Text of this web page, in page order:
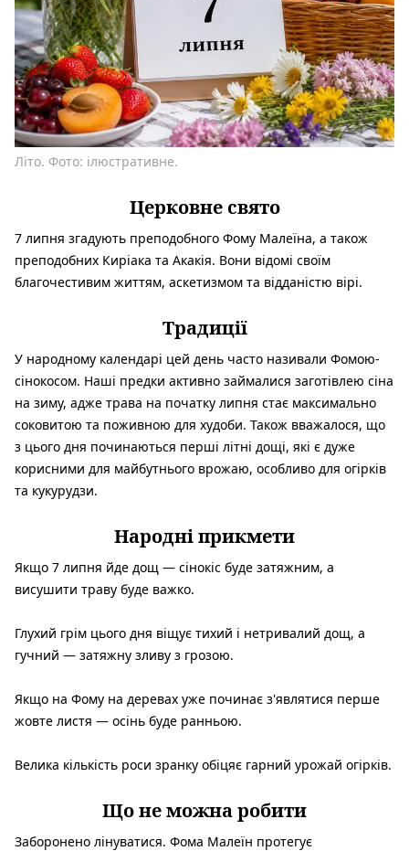
Літо. Фото: ілюстративне.
Церковне свято
7 липня згадують преподобного Фому Малеїна, а також
преподобних Киріака та Акакія. Вони відомі своїм
благочестивим життям, аскетизмом та відданістю вірі.
Традиції
У народному календарі цей день часто називали Фомою-
сінокосом. Наші предки активно займалися заготівлею сіна
на зиму, адже трава на початку липня стає максимально
соковитою та поживною для худоби. Також вважалося, що
з цього дня починаються перші літні дощі, які є дуже
корисними для майбутнього врожаю, особливо для огірків
та кукурудзи.
Народні прикмети
Якщо 7 липня йде дощ — сінокіс буде затяжним, а
висушити траву буде важко.
Глухий грім цього дня віщує тихий і нетривалий дощ, а
гучний — затяжну зливу з грозою.
Якщо на Фому на деревах уже починає з'являтися перше
жовте листя — осінь буде ранньою.
Велика кількість роси зранку обіцяє гарний урожай огірків.
Що не можна робити
Заборонено лінуватися. Фома Малеїн протегує